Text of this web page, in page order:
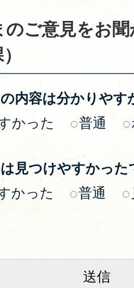
のご意見をお
）
内容は分かりやす
かった
普通
見つけやすかった
かった
普通